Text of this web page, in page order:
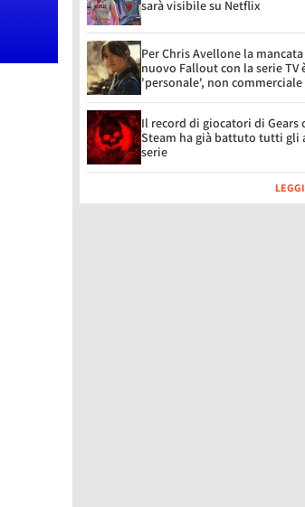
sarà visibile su Netflix
Per Chris Avellone la
nuovo Fallout con la serie TV
'personale', non commerciale
Il record di giocatori di Gears
Steam ha già battuto tutti
serie